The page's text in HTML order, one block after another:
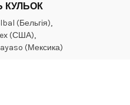
КУЛЬОК
(Бельгія),
(США),
(Мексика)